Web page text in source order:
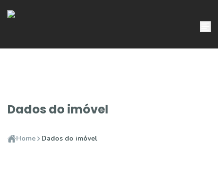
Dados do imóvel
Home Dados do imóvel